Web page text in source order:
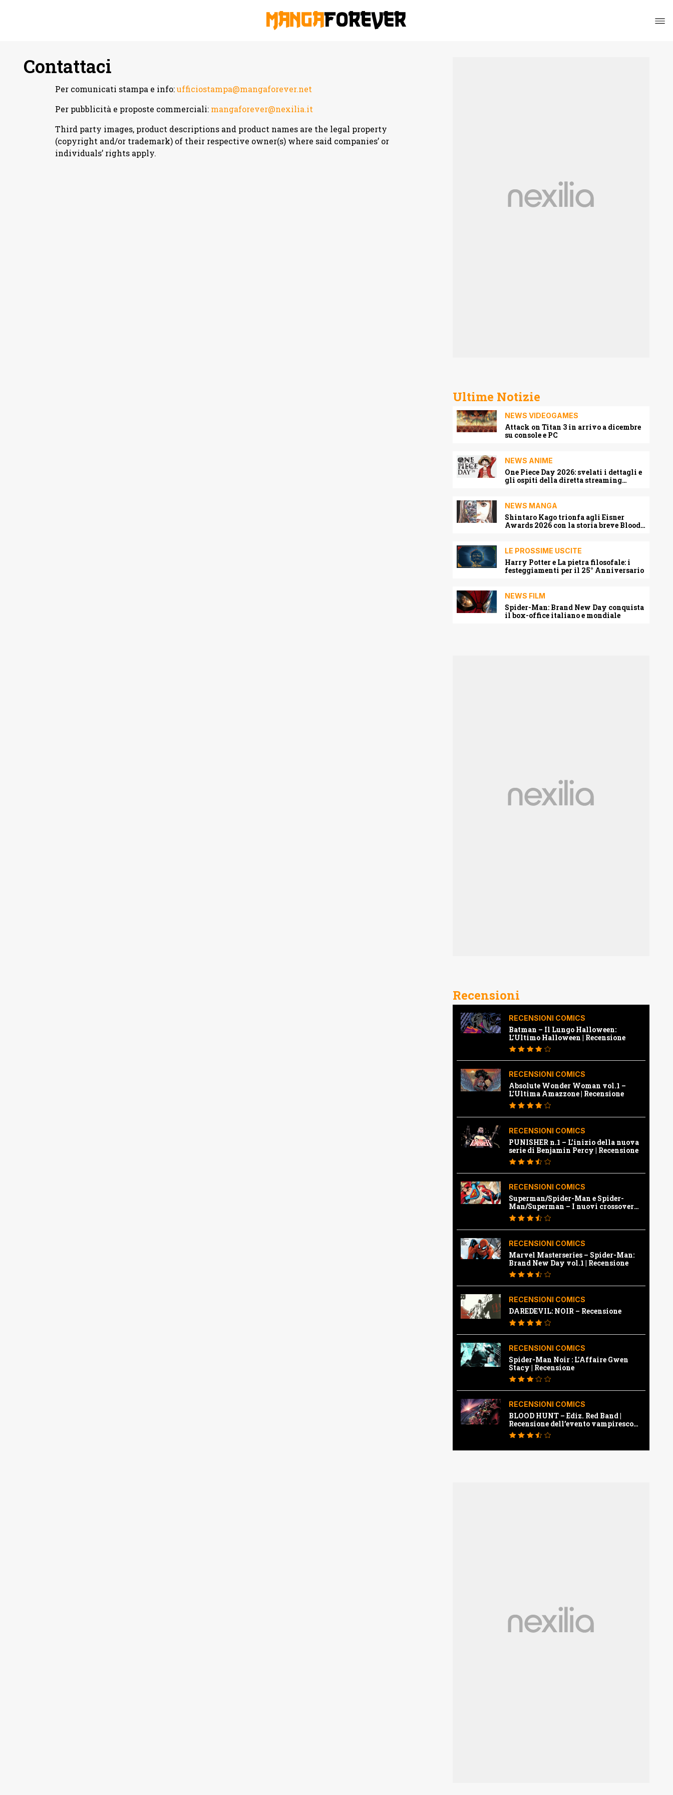
Contattaci
Per comunicati stampa e info:ufficiostampa@mangaforever.net
Per pubblicità e proposte commerciali: mangaforever@nexilia.it
Third party images, product descriptions and product names are the legal property
(copyright and/or trademark) of their respective owner(s) where said companies’ or
individuals’ rights apply.
Ultime Notizie
NEWS VIDEOGAMES
Attack on Titan 3 in arrivo a dicembre
su console e PC
NEWS ANIME
One Piece Day 2026: svelati i dettagli e
gli ospiti della diretta streaming
NEWS MANGA
Shintaro Kago trionfa agli Eisner
Awards 2026 con la storia breve Blood
LE PROSSIME USCITE
Harry Potter e La pietra filosofale: i
festeggiamenti per il 25° Anniversario
NEWS FILM
Spider-Man: Brand New Day conquista
il box-office italiano e mondiale
Recensioni
RECENSIONI COMICS
Batman – Il Lungo Halloween:
L’Ultimo Halloween | Recensione
RECENSIONI COMICS
Absolute Wonder Woman vol.1 –
L’Ultima Amazzone | Recensione
RECENSIONI COMICS
PUNISHER n.1 – L’inizio della nuova
serie di Benjamin Percy | Recensione
RECENSIONI COMICS
Superman/Spider-Man e Spider-
Man/Superman – I nuovi crossover
Marvel e Dc | Recensione
RECENSIONI COMICS
Marvel Masterseries – Spider-Man:
Brand New Day vol.1 | Recensione
RECENSIONI COMICS
DAREDEVIL: NOIR – Recensione
RECENSIONI COMICS
Spider-Man Noir : L’Affaire Gwen
Stacy | Recensione
RECENSIONI COMICS
BLOOD HUNT – Ediz. Red Band |
Recensione dell’evento vampiresco
della Marvel